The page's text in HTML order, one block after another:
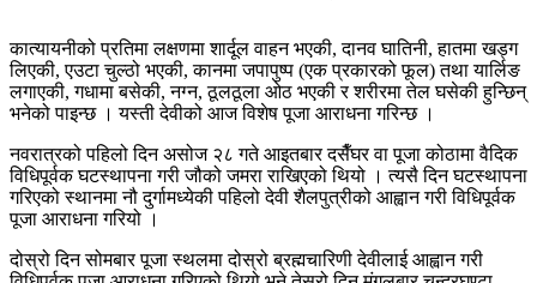
कात्यायनीको प्रतिमा लक्षणमा शार्दूल वाहन भएकी, दानव घातिनी, हातमा खड्ग
लिएकी, एउटा चुल्ठो भएकी, कानमा जपापुष्प (एक प्रकारको फूल) तथा यार्लिङ
लगाएकी, गधामा बसेकी, नग्न, ठूलठूला ओठ भएकी र शरीरमा तेल घसेकी हुन्छिन्
भनेको पाइन्छ । यस्ती देवीको आज विशेष पूजा आराधना गरिन्छ ।
नवरात्रको पहिलो दिन असोज २८ गते आइतबार दसैँघर वा पूजा कोठामा वैदिक
विधिपूर्वक घटस्थापना गरी जौको जमरा राखिएको थियो । त्यसै दिन घटस्थापना
गरिएको स्थानमा नौ दुर्गामध्येकी पहिलो देवी शैलपुत्रीको आह्वान गरी विधिपूर्वक
पूजा आराधना गरियो ।
दोस्रो दिन सोमबार पूजा स्थलमा दोस्रो ब्रह्मचारिणी देवीलाई आह्वान गरी